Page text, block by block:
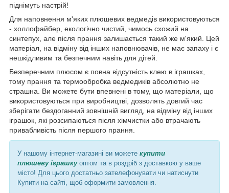
піднімуть настрій!
Для наповнення м'яких плюшевих ведмедів використовуються
- холлофайбер, екологічно чистий, чимось схожий на
синтепух, але після прання залишається такий же м'який. Цей
матеріал, на відміну від інших наповнювачів, не має запаху і є
нешкідливим та безпечним навіть для дітей.
Безперечним плюсом є повна відсутність клею в іграшках,
тому прання та термообробка ведмедиків абсолютно не
страшна. Ви можете бути впевнені в тому, що матеріали, що
використовуються при виробництві, дозволять довгий час
зберігати бездоганний зовнішній вигляд, на відміну від інших
іграшок, які розсипаються після хімчистки або втрачають
привабливість після першого прання.
У нашому інтернет-магазині ви можете купити
плюшеву іграшку оптом та в роздріб з доставкою у ваше
місто! Для цього достатньо зателефонувати чи натиснути
Купити на сайті, щоб оформити замовлення.